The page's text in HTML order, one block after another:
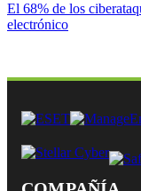
El 68% de los
electrónico